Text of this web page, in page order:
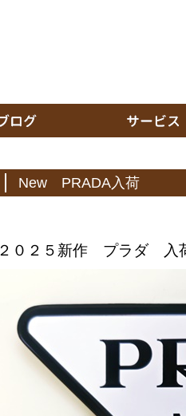
New PRADA入荷
２０２５新作 プラダ 入